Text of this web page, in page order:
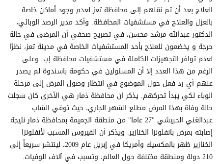
العلاج بعد أن تم نقلهم إلى محافظة تعز لعدم وجود أماكن خاصة
بالعزل والعلاج في مستشفيات المحافظة. وأكد مدير الرصد الوبائي،
الدكتور عبدالله مرشد محسن، في تصريح صحفي أن المرضى في حالة
حرجة و يخضعون للعلاج بأحد المستشفيات الخاصة في مدينة تعز، نظرًا
لعدم توافر التجهيزات الكاملة في مستشفيات محافظة إب. وعلى
الرغم من هذا العدد إلا أن المسئولين في حكومة باسندوة لم يصدر
عنهم أي رد فعل حول الموضوع في انتظار وصول المرض إلى مرحلة
الوباء لكي يبدأ تحركهم. يذكر ان محافظة ذمار هي الأخرى كان سجلت
حالة وفاة بهذا المرض مطلع الشهر الجاري، حيث توفي الشاب
عبدالغني الحبيشي "27 عاما" من منطقة الجميمة بمحافظة ذمار نتيجة
إصابته بمرض بانفلونزا الخنازير. ويذكر أن الفيروس المسبب لأنفلونزا
الخنازير ظهر بالمكسيك وأمريكا في إبريل عام 2009، لينتشر سريعاً إلى
210 دولة ومنطقة مختلفة حول العالم، وتسبب في آلاف الوفيات.